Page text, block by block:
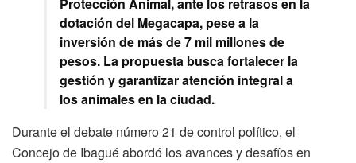
Protección Animal, ante los retrasos en la
dotación del Megacapa, pese a la
inversión de más de 7 mil millones de
pesos. La propuesta busca fortalecer la
gestión y garantizar atención integral a
los animales en la ciudad.
Durante el debate número 21 de control político, el
Concejo de Ibagué abordó los avances y desafíos en